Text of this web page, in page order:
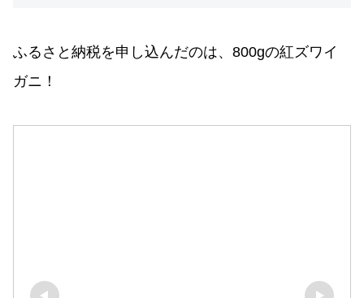
ふるさと納税を申し込んだのは、800gの紅ズワイ
ガニ！